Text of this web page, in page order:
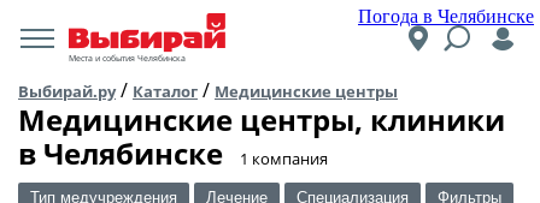
Погода в Челябинске
Места и события Челябинска
Выбирай.ру/ Каталог / Медицинские центры
Медицинские центры, клиники
в Челябинске
​1 компания
Тип медучреждения Лечение Специализация Фильтры